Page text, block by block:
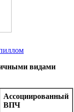
видами
Ассоциированный
ВПЧ